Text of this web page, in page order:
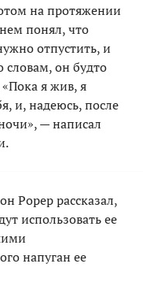
на протяжении
понял, что
отпустить, и
словам, он будто
я жив, я
и, надеюсь, после
— написал
Рорер рассказал,
использовать ее
напуган ее